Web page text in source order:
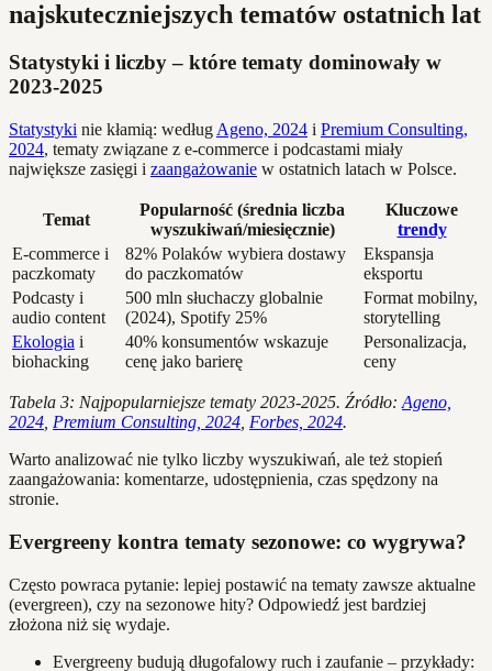
najskuteczniejszych tematów ostatnich lat
Statystyki i liczby – które tematy dominowały w
2023-2025
Statystyki nie kłamią: według Ageno, 2024 i Premium Consulting,
2024, tematy związane z e-commerce i podcastami miały
największe zasięgi i zaangażowanie w ostatnich latach w Polsce.
Temat
Popularność (średnia liczba
wyszukiwań/miesięcznie)
Kluczowe
trendy
E-commerce i
paczkomaty
82% Polaków wybiera dostawy
do paczkomatów
Ekspansja
eksportu
Podcasty i
audio content
500 mln słuchaczy globalnie
(2024), Spotify 25%
Format mobilny,
storytelling
Ekologia i
biohacking
40% konsumentów wskazuje
cenę jako barierę
Personalizacja,
ceny
Tabela 3: Najpopularniejsze tematy 2023-2025. Źródło: Ageno,
2024 Premium Consulting, 2024 Forbes, 2024.
Warto analizować nie tylko liczby wyszukiwań, ale też stopień
zaangażowania: komentarze, udostępnienia, czas spędzony na
stronie.
Evergreeny kontra tematy sezonowe: co wygrywa?
Często powraca pytanie: lepiej postawić na tematy zawsze aktualne
(evergreen), czy na sezonowe hity? Odpowiedź jest bardziej
złożona niż się wydaje.
Evergreeny budują długofalowy ruch i zaufanie – przykłady: